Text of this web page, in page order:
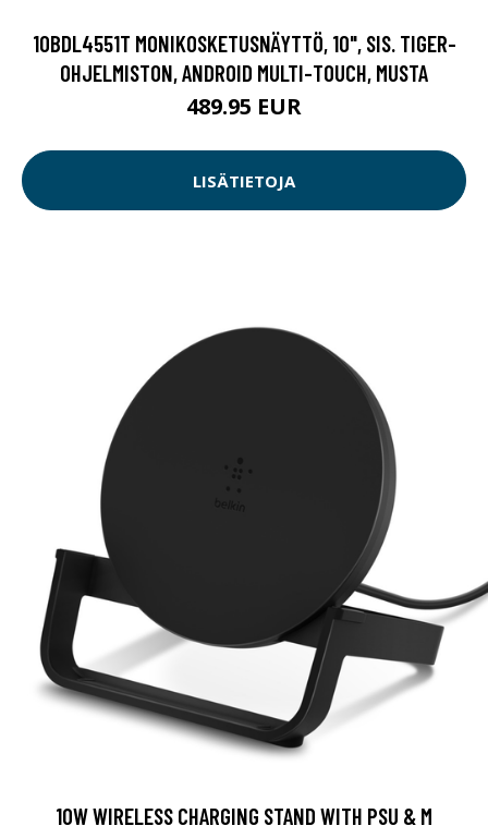
10BDL4551T MONIKOSKETUSNÄYTTÖ, 10", SIS. TIGER-
OHJELMISTON, ANDROID MULTI-TOUCH, MUSTA
489.95 EUR
LISÄTIETOJA
10W WIRELESS CHARGING STAND WITH PSU & M